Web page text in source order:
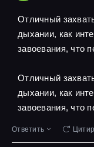
Отличный
дыхании, как
завоевания, что
Отличный
дыхании, как
завоевания, что
Ответить